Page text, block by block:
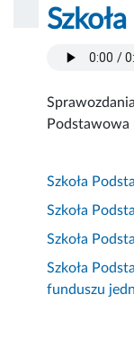
Podstawowa
Szkoła
Szkoła
Szkoła
Szkoła
funduszu